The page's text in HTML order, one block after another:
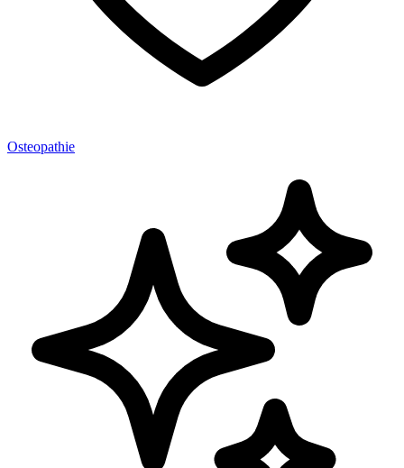
Osteopathie